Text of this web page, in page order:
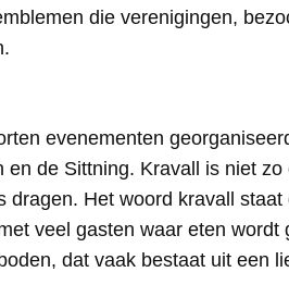
die verenigingen,
evenementen
de Sittning. Kravall is niet
dragen. Het woord kravall
veel gasten waar eten wordt
dat vaak bestaat uit een